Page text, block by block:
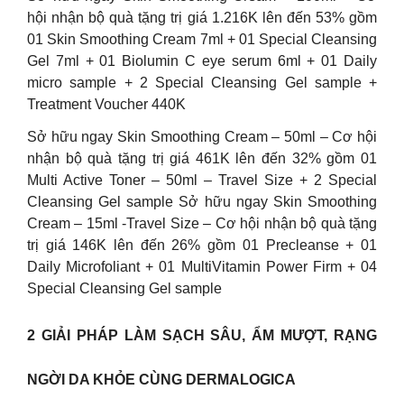
hội nhận bộ quà tặng trị giá 1.216K lên đến 53% gồm
01 Skin Smoothing Cream 7ml + 01 Special Cleansing
Gel 7ml + 01 Biolumin C eye serum 6ml + 01 Daily
micro sample + 2 Special Cleansing Gel sample +
Treatment Voucher 440K
Sở hữu ngay Skin Smoothing Cream – 50ml – Cơ hội
nhận bộ quà tặng trị giá 461K lên đến 32% gồm 01
Multi Active Toner – 50ml – Travel Size + 2 Special
Cleansing Gel sample Sở hữu ngay Skin Smoothing
Cream – 15ml -Travel Size – Cơ hội nhận bộ quà tặng
trị giá 146K lên đến 26% gồm 01 Precleanse + 01
Daily Microfoliant + 01 MultiVitamin Power Firm + 04
Special Cleansing Gel sample
2 GIẢI PHÁP LÀM SẠCH SÂU, ẨM MƯỢT, RẠNG
NGỜI DA KHỎE CÙNG DERMALOGICA